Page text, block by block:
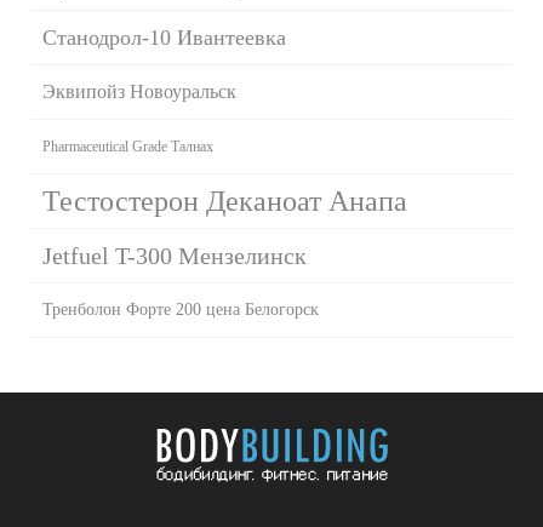
Станодрол-10 Ивантеевка
Эквипойз Новоуральск
Pharmaceutical Grade Талнах
Тестостерон Деканоат Анапа
Jetfuel T-300 Мензелинск
Тренболон Форте 200 цена Белогорск